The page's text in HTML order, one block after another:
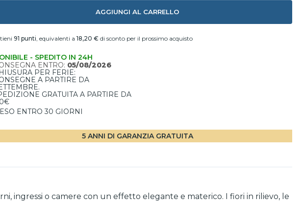
AGGIUNGI AL CARRELLO
91 punti, equivalenti a 18,20 € di sconto per il prossimo acquisto
- SPEDITO IN 24H
ENTRO: 05/08/2026
PER FERIE:
A PARTIRE DA
GRATUITA A PARTIRE DA
ENTRO 30 GIORNI
5 ANNI DI GARANZIA GRATUITA
ingressi o camere con un effetto elegante e materico. I fiori in rilievo, le